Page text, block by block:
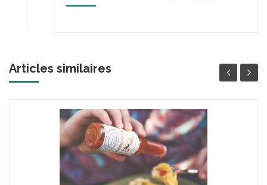
Articles similaires